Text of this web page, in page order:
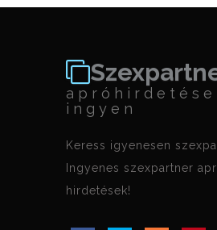
ingyen
Keress igyenesen
Ingyenes szexpartner
hirdetések!